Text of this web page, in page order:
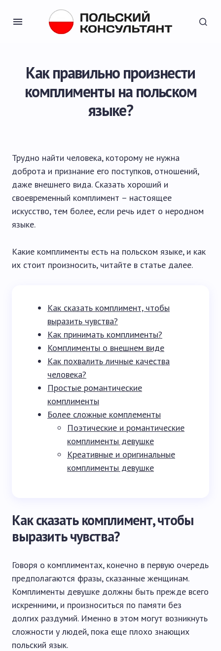
Как правильно произнести
комплименты на польском
языке?
Трудно найти человека, которому не нужна
доброта и признание его поступков, отношений,
даже внешнего вида. Сказать хороший и
своевременный комплимент – настоящее
искусство, тем более, если речь идет о неродном
языке.
Какие комплименты есть на польском языке, и как
их стоит произносить, читайте в статье далее.
Как сказать комплимент, чтобы
выразить чувства?
Как принимать комплименты?
Комплименты о внешнем виде
Как похвалить личные качества
человека?
Простые романтические
комплименты
Более сложные комплементы
Поэтические и романтические
комплименты девушке
Креативные и оригинальные
комплименты девушке
Как сказать комплимент, чтобы
выразить чувства?
Говоря о комплиментах, конечно в первую очередь
предполагаются фразы, сказанные женщинам.
Комплименты девушке должны быть прежде всего
искренними, и произноситься по памяти без
долгих раздумий. Именно в этом могут возникнуть
сложности у людей, пока еще плохо знающих
польский язык.